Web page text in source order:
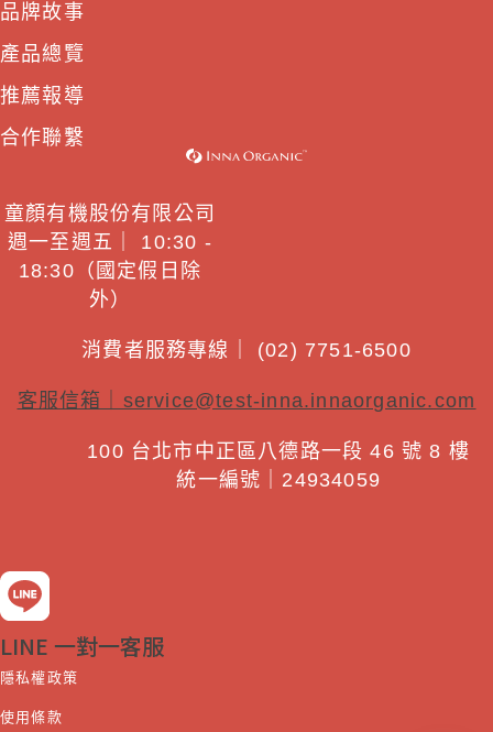
品牌故事
產品總覽
推薦報導
合作聯繫
童顏有機股份有限公司
週一至週五｜ 10:30 -
18:30（國定假日除
外）
消費者服務專線｜ (02) 7751-6500
客服信箱｜ service@test-inna.innaorganic.com
100 台北市中正區八德路一段 46 號 8 樓
統一編號｜24934059
LINE 一對一客服
隱私權政策
使用條款